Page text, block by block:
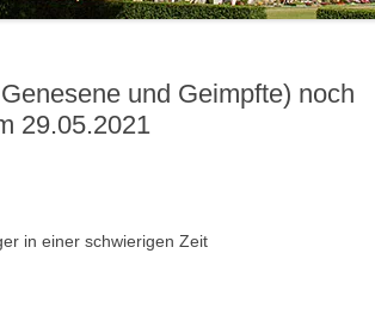
OSTEOPOROSEGRUPPE
SINGTEAM
SHINING LIGHTS – DER
JUGENDGRUPPEN
BESONDERE
und Geimpfte) noch
29.05.2021
in einer schwierigen Zeit